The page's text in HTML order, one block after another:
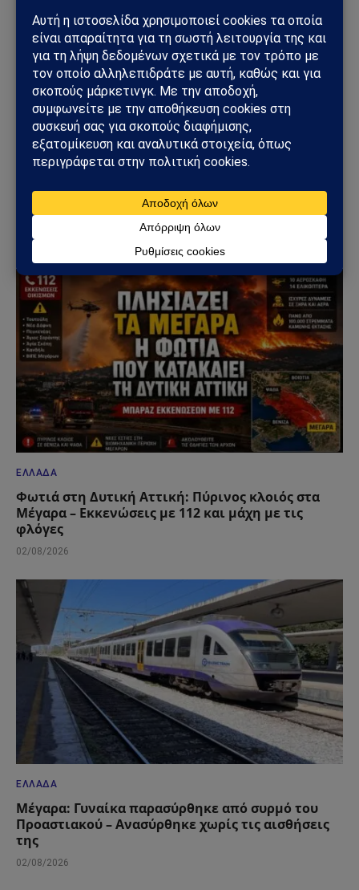
ΚΎΠΡΟΣ
Meridiam παίρνει τον έλεγχο του GSI – Η Γαλλία
μπαίνει δυναμικά στο γεωπολιτικό παιχνίδι
05/08/2026
ΕΛΛΆΔΑ
Φωτιά στη Δυτική Αττική: Πύρινος κλοιός στα
Μέγαρα – Εκκενώσεις με 112 και μάχη με τις
φλόγες
02/08/2026
ΕΛΛΆΔΑ
Μέγαρα: Γυναίκα παρασύρθηκε από συρμό του
Προαστιακού – Ανασύρθηκε χωρίς τις αισθήσεις
της
02/08/2026